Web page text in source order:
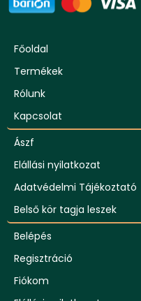
Főoldal
Termékek
Rólunk
Kapcsolat
Ászf
Elállási nyilatkozat
Adatvédelmi Tájékoztató
Belső kör tagja leszek
Belépés
Regisztráció
Fiókom